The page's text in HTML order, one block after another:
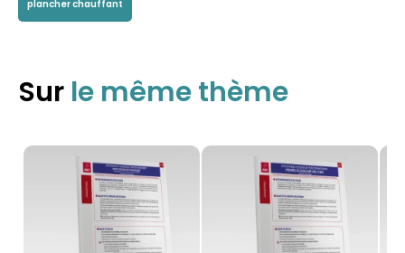
plancher chauffant
Sur le même thème